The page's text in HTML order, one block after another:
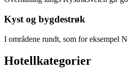
Kyst og bygdestrøk
I områdene rundt, som for eksempel
Hotellkategorier